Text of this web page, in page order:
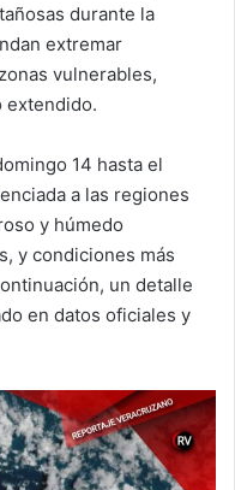
durante la
extremar
vulnerables,
extendido.
14 hasta el
a las regiones
y húmedo
y condiciones más
un detalle
en datos oficiales y